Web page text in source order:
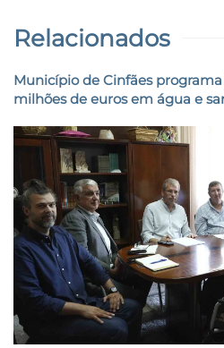
Relacionados
Município de Cinfães
milhões de euros em água e